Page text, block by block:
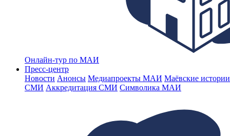
Онлайн-тур по МАИ
Пресс-центр
Новости Анонсы Медиапроекты МАИ Маёвские
СМИ Аккредитация СМИ Символика МАИ